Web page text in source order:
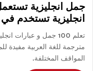
انجليزية تستخدم في
تعلم 100 جمل و
مترجمة للغة العربية مفيدة
المواقف المختلفة.